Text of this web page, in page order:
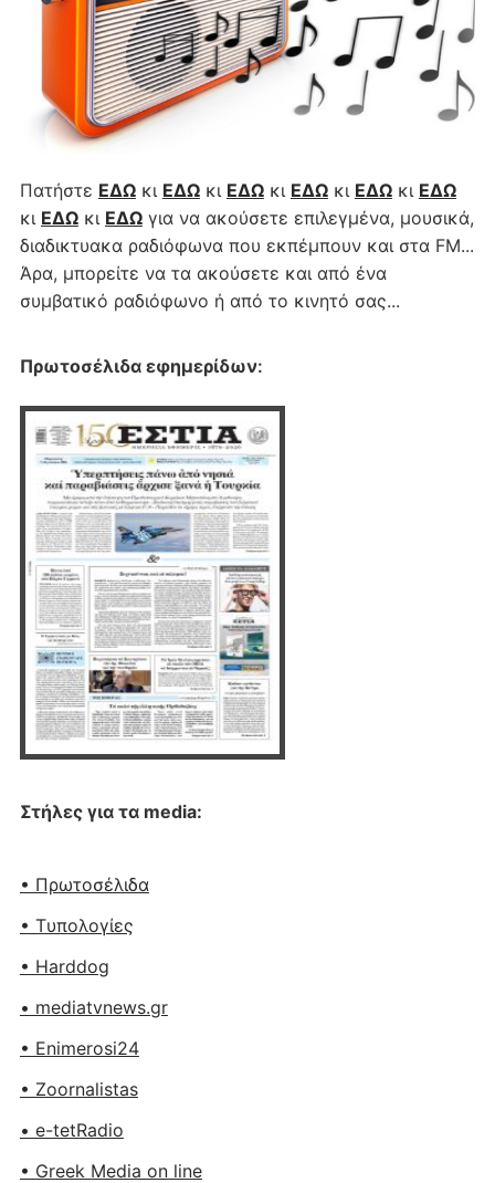
Πατήστε ΕΔΩκι ΕΔΩκι ΕΔΩκι ΕΔΩκι ΕΔΩκι ΕΔΩ
κι ΕΔΩκι ΕΔΩγια να ακούσετε επιλεγμένα, μουσικά,
διαδικτυακα ραδιόφωνα που εκπέμπουν και στα FM...
Άρα, μπορείτε να τα ακούσετε και από ένα
συμβατικό ραδιόφωνο ή από το κινητό σας...
Πρωτοσέλιδα εφημερίδων:
Στήλες για τα media:
• Πρωτοσέλιδα
• Tυπολογίες
• Harddog
• mediatvnews.gr
• Enimerosi24
• Zoornalistas
• e-tetRadio
• Greek Media on line